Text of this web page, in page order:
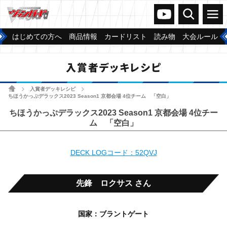
ヴァンガードch
検索 メニュー
はじめての方へ 商品情報 カードリスト 読み物 大会ルール
入賞者デッキレシピ
ホーム 入賞者デッキレシピ
ちほうかっぷデラックス2023 Season1 京都会場 4位チーム 「空白」
ちほうかっぷデラックス2023 Season1 京都会場 4位チー
ム 「空白」
DECK LOGコード：52QVJ
先鋒 ロクサス さん
国家：ブラントゲート